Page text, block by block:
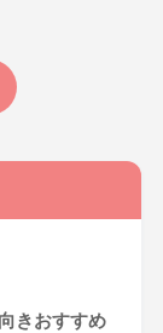
きおすすめ